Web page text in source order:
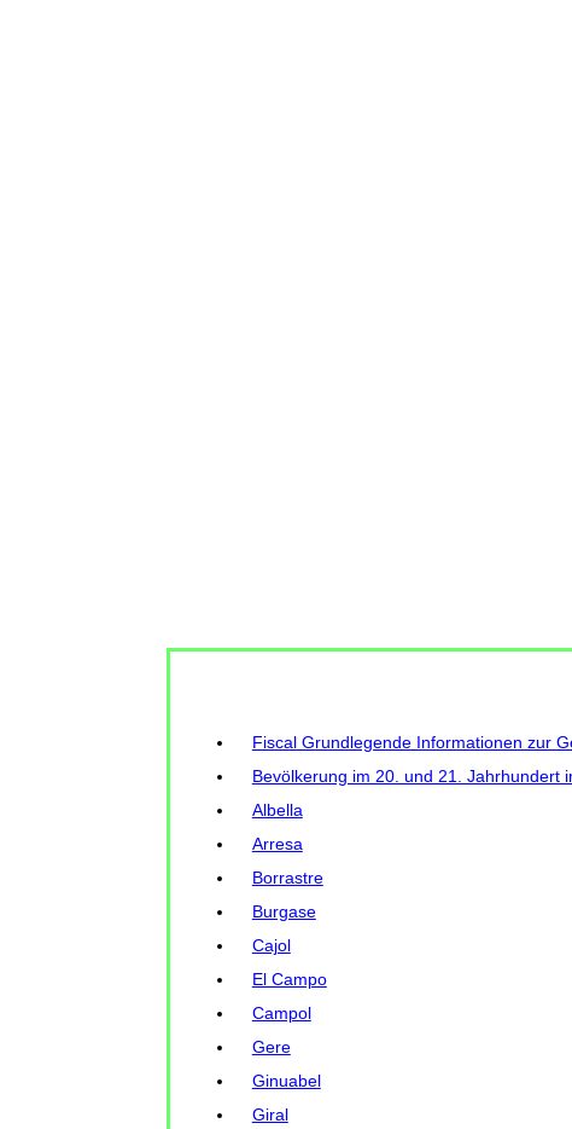
Fiscal Grundlegende Informationen zur
Bevölkerung im 20. und 21. Jahrhundert
Albella
Arresa
Borrastre
Burgase
Cajol
El Campo
Campol
Gere
Ginuabel
Giral